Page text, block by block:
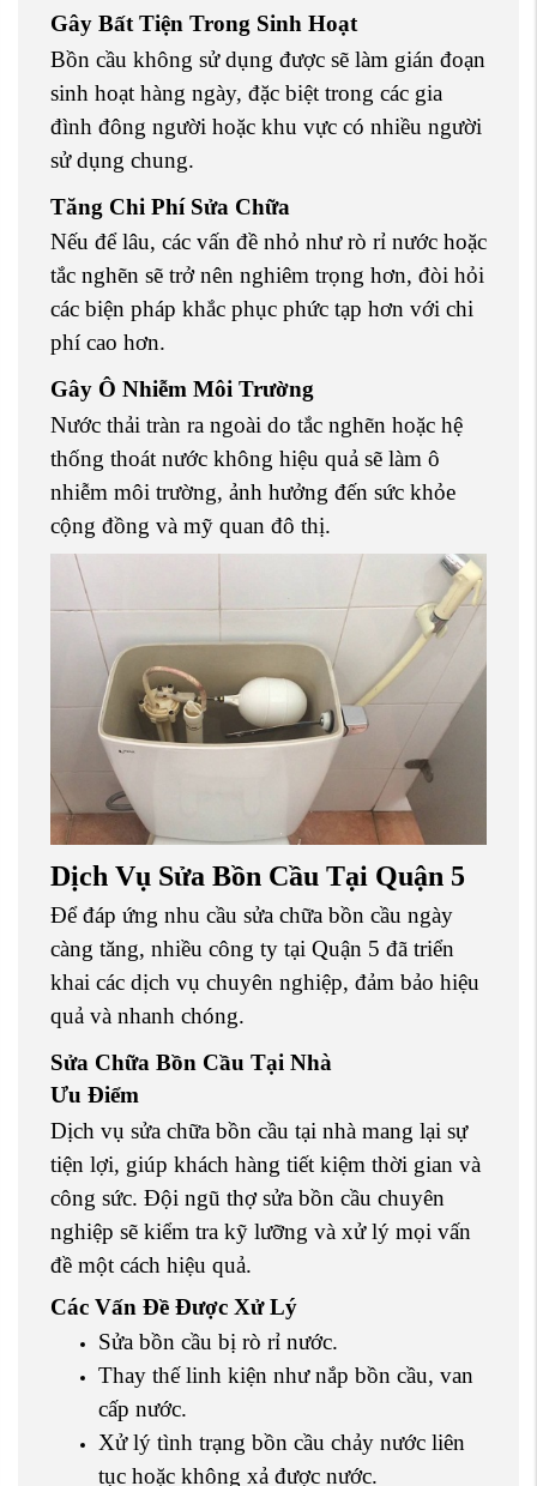
Gây Bất Tiện Trong Sinh Hoạt
Bồn cầu không sử dụng được sẽ làm gián đoạn
sinh hoạt hàng ngày, đặc biệt trong các gia
đình đông người hoặc khu vực có nhiều người
sử dụng chung.
Tăng Chi Phí Sửa Chữa
Nếu để lâu, các vấn đề nhỏ như rò rỉ nước hoặc
tắc nghẽn sẽ trở nên nghiêm trọng hơn, đòi hỏi
các biện pháp khắc phục phức tạp hơn với chi
phí cao hơn.
Gây Ô Nhiễm Môi Trường
Nước thải tràn ra ngoài do tắc nghẽn hoặc hệ
thống thoát nước không hiệu quả sẽ làm ô
nhiễm môi trường, ảnh hưởng đến sức khỏe
cộng đồng và mỹ quan đô thị.
Dịch Vụ Sửa Bồn Cầu Tại Quận 5
Để đáp ứng nhu cầu sửa chữa bồn cầu ngày
càng tăng, nhiều công ty tại Quận 5 đã triển
khai các dịch vụ chuyên nghiệp, đảm bảo hiệu
quả và nhanh chóng.
Sửa Chữa Bồn Cầu Tại Nhà
Ưu Điểm
Dịch vụ sửa chữa bồn cầu tại nhà mang lại sự
tiện lợi, giúp khách hàng tiết kiệm thời gian và
công sức. Đội ngũ thợ sửa bồn cầu chuyên
nghiệp sẽ kiểm tra kỹ lưỡng và xử lý mọi vấn
đề một cách hiệu quả.
Các Vấn Đề Được Xử Lý
Sửa bồn cầu bị rò rỉ nước.
Thay thế linh kiện như nắp bồn cầu, van
cấp nước.
Xử lý tình trạng bồn cầu chảy nước liên
tục hoặc không xả được nước.